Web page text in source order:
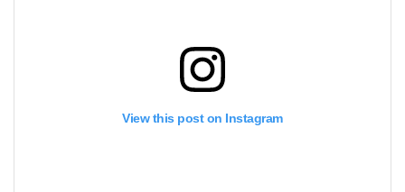
View this post on Instagram